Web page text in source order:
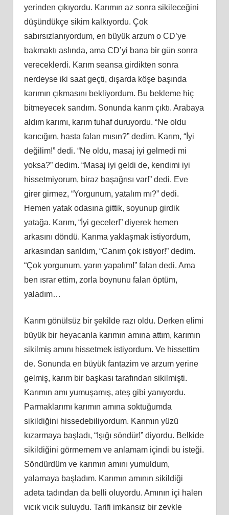
yerinden çıkıyordu. Karımın az sonra sikileceğini
düşündükçe sikim kalkıyordu. Çok
sabırsızlanıyordum, en büyük arzum o CD’ye
bakmaktı aslında, ama CD’yi bana bir gün sonra
vereceklerdi. Karım seansa girdikten sonra
nerdeyse iki saat geçti, dışarda köşe başında
karımın çıkmasını bekliyordum. Bu bekleme hiç
bitmeyecek sandım. Sonunda karım çıktı. Arabaya
aldım karımı, karım tuhaf duruyordu. “Ne oldu
karıcığım, hasta falan mısın?” dedim. Karım, “İyi
değilim!” dedi. “Ne oldu, masaj iyi gelmedi mi
yoksa?” dedim. “Masaj iyi geldi de, kendimi iyi
hissetmiyorum, biraz başağrısı var!” dedi. Eve
girer girmez, “Yorgunum, yatalım mı?” dedi.
Hemen yatak odasına gittik, soyunup girdik
yatağa. Karım, “İyi geceler!” diyerek hemen
arkasını döndü. Karıma yaklaşmak istiyordum,
arkasından sarıldım, “Canım çok istiyor!” dedim.
“Çok yorgunum, yarın yapalım!” falan dedi. Ama
ben ısrar ettim, zorla boynunu falan öptüm,
yaladım…
Karım gönülsüz bir şekilde razı oldu. Derken elimi
büyük bir heyacanla karımın amına attım, karımın
sikilmiş amını hissetmek istiyordum. Ve hissettim
de. Sonunda en büyük fantazim ve arzum yerine
gelmiş, karım bir başkası tarafından sikilmişti.
Karımın amı yumuşamış, ateş gibi yanıyordu.
Parmaklarımı karımın amına soktuğumda
sikildiğini hissedebiliyordum. Karımın yüzü
kızarmaya başladı, “Işığı söndür!” diyordu. Belkide
sikildiğini görmemem ve anlamam içindi bu isteği.
Söndürdüm ve karımın amını yumuldum,
yalamaya başladım. Karımın amının sikildiği
adeta tadından da belli oluyordu. Amının içi halen
vıcık vıcık suluydu. Tarifi imkansız bir zevkle